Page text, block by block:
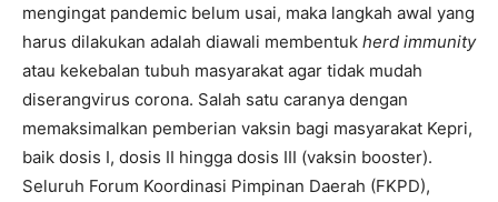
mengingat pandemic belum usai, maka langkah awal yang
harus dilakukan adalah diawali membentuk herd immunity
atau kekebalan tubuh masyarakat agar tidak mudah
diserangvirus corona. Salah satu caranya dengan
memaksimalkan pemberian vaksin bagi masyarakat Kepri,
baik dosis I, dosis II hingga dosis III (vaksin booster).
Seluruh Forum Koordinasi Pimpinan Daerah (FKPD),